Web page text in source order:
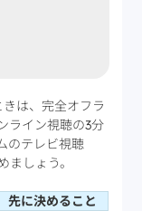
は、完全オフラ
ライン視聴の3分
のテレビ視聴
しょう。
先に決めること